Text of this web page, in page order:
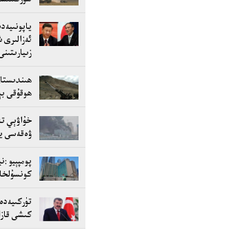
ھوقۇقى
خۇاۋېي
ۋەقەسى
پومپېيو
كىشى